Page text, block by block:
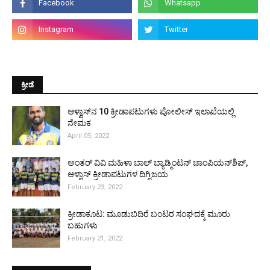
ಕ್ರೀಡೆ
ಆಳ್ವಾಸ್‌ನ 10 ಕ್ರೀಡಾಪಟುಗಳು ಪೋಲೀಸ್ ಇಲಾಖೆಯಲ್ಲಿ
ನೇಮಕ
April 05, 2022
ಅಂತರ್ ವಿವಿ ಮಹಿಳಾ ಬಾಲ್ ಬ್ಯಾಡ್ಮಿಂಟನ್ ಚಾಂಪಿಯನ್‌ಶಿಪ್,
ಆಳ್ವಾಸ್ ಕ್ರೀಡಾಪಟುಗಳ ದಿಗ್ವಿಜಯ
February 23, 2022
ಕ್ರೀಡಾಕೂಟ: ಮೂಡುಬಿದಿರೆ ಬಂಟರ ಸಂಘದಕ್ಕೆ ಮೂರು
ಬಹುಗಳು
February 21, 2022